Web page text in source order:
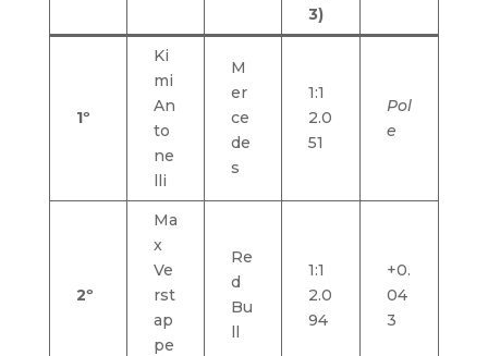
3)
1º
Ki
mi
An
to
ne
lli
M
er
ce
de
s
1:1
2.0
51
Pol
e
2º
Ma
x
Ve
rst
ap
pe
Re
d
Bu
ll
1:1
2.0
94
+0.
04
3